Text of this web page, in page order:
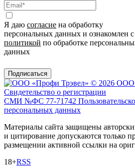
Я даю согласие на обработку
персональных данных и ознакомлен с
политикой по обработке
данных
Подписаться
© 2026 ООО
Свидетельство о регистрации
СМИ №ФС 77-71742
персональных данных
Материалы сайта защищены
и цитирование допускаются только
размещении активной ссылки на
18+RSS